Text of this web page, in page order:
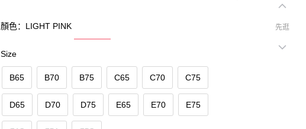
顏色：LIGHT PINK
Size
B65 B70 B75 C65 C70 C75
D65 D70 D75 E65 E70 E75
先逛